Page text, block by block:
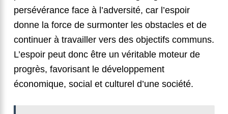
persévérance face à l’adversité, car l’espoir
donne la force de surmonter les obstacles et de
continuer à travailler vers des objectifs communs.
L’espoir peut donc être un véritable moteur de
progrès, favorisant le développement
économique, social et culturel d’une société.